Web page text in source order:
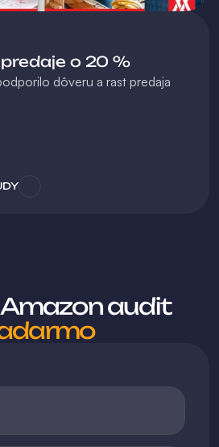
o 20 %
dôveru a rast predaja
Získajte Amazon audit